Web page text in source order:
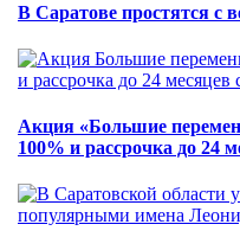
В Саратове простятся
Акция «Большие
100% и рассрочка до 24